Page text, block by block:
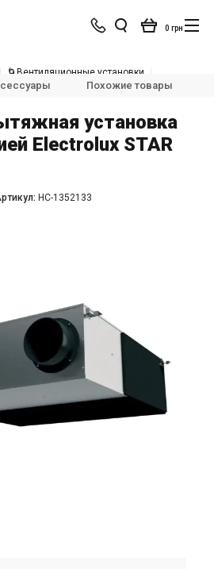
0 грн
🌀Вентиляционные установки
с рекуперацией тепла
Похожие товары
установка
Electrolux STAR
НС-1352133